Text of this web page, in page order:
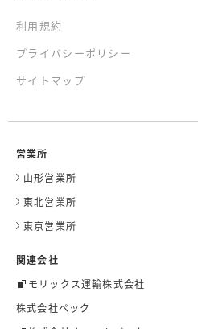
利用規約
プライバシーポリシー
サイトマップ
営業所
山形営業所
東北営業所
東京営業所
関連会社
モリックス運輸株式会社
株式会社ペック